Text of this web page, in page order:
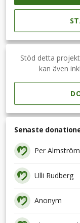
Stöd detta
kan även
Senaste
Per Almström
Ulli Rudberg
Anonym